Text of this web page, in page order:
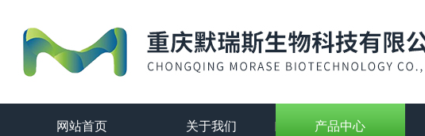
网站首页 关于我们 产品中心